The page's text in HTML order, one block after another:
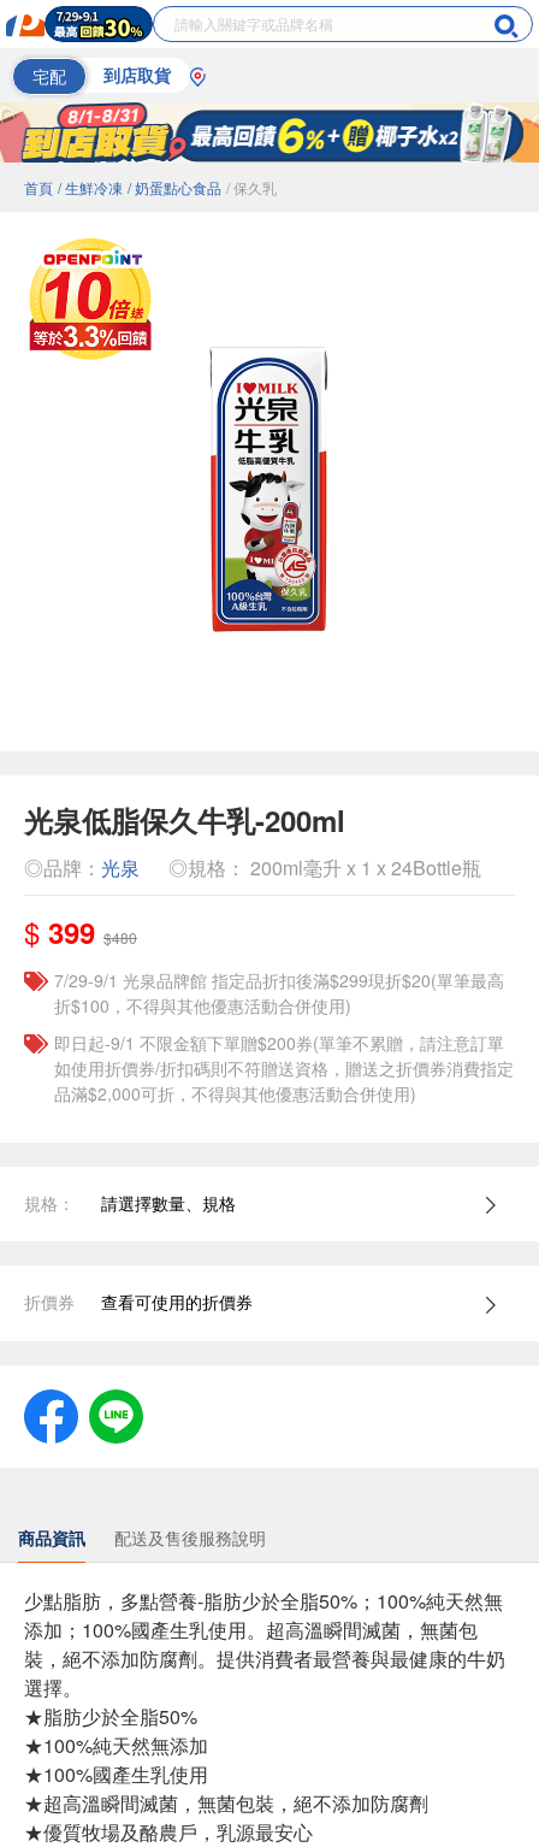
宅配 到店取貨
首頁 / 生鮮冷凍 / 奶蛋點心食品 / 保久乳
光泉低脂保久牛乳-200ml
◎品牌： 光泉 ◎規格： 200ml毫升 x 1 x 24Bottle瓶
$ 399 $480
7/29-9/1 光泉品牌館 指定品折扣後滿$299現折$20(單筆最高
折$100，不得與其他優惠活動合併使用)
即日起-9/1 不限金額下單贈$200券(單筆不累贈，請注意訂單
如使用折價券/折扣碼則不符贈送資格，贈送之折價券消費指定
品滿$2,000可折，不得與其他優惠活動合併使用)
規格： 請選擇數量、規格
折價券 查看可使用的折價券
商品資訊 配送及售後服務說明
少點脂肪，多點營養-脂肪少於全脂50%；100%純天然無
添加；100%國產生乳使用。超高溫瞬間滅菌，無菌包
裝，絕不添加防腐劑。提供消費者最營養與最健康的牛奶
選擇。
★脂肪少於全脂50%
★100%純天然無添加
★100%國產生乳使用
★超高溫瞬間滅菌，無菌包裝，絕不添加防腐劑
★優質牧場及酪農戶，乳源最安心